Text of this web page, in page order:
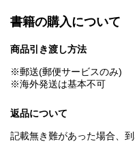
書籍の購入について
商品引き渡し方法
※郵送(郵便サービスのみ)
※海外発送は基本不可
返品について
記載無き難があった場合、